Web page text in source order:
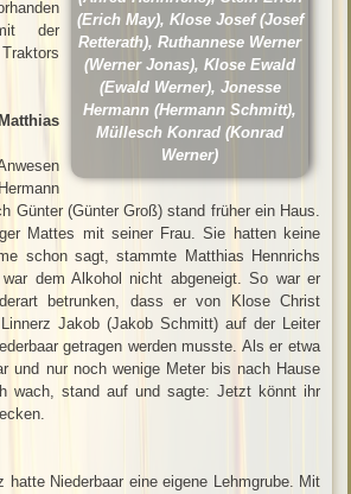
(Erich May), Klose Josef (Josef
Retterath), Ruthannese Werner
(Werner Jonas), Klose Ewald
(Ewald Werner), Jonesse
Hermann (Hermann Schmitt),
Müllesch Konrad (Konrad
Werner)
der
Günter (Günter Groß) stand früher ein Haus.
Mattes mit seiner Frau. Sie hatten keine
schon sagt, stammte Matthias Hennrichs
dem Alkohol nicht abgeneigt. So war er
betrunken, dass er von Klose Christ
Jakob (Jakob Schmitt) auf der Leiter
getragen werden musste. Als er etwa
und nur noch wenige Meter bis nach Hause
wach, stand auf und sagte: Jetzt könnt ihr
Niederbaar eine eigene Lehmgrube. Mit